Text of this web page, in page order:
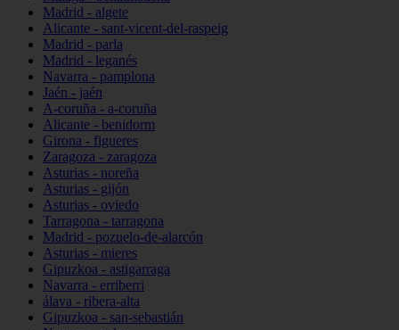
Madrid - algete
Alicante - sant-vicent-del-raspeig
Madrid - parla
Madrid - leganés
Navarra - pamplona
Jaén - jaén
A-coruña - a-coruña
Alicante - benidorm
Girona - figueres
Zaragoza - zaragoza
Asturias - noreña
Asturias - gijón
Asturias - oviedo
Tarragona - tarragona
Madrid - pozuelo-de-alarcón
Asturias - mieres
Gipuzkoa - astigarraga
Navarra - erriberri
álava - ribera-alta
Gipuzkoa - san-sebastián